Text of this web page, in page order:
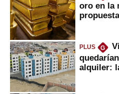
oro en la
PLUS G
alquiler: